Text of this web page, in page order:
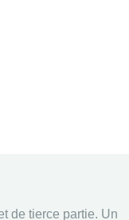
de tierce partie. Un